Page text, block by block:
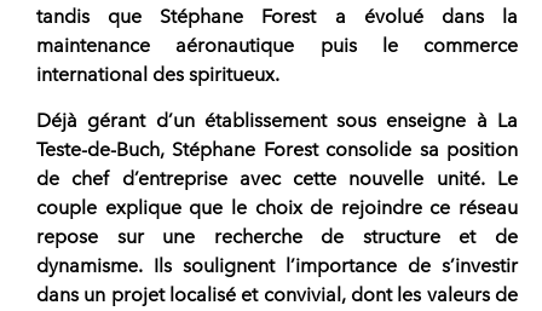
tandis que Stéphane Forest a évolué dans la
maintenance aéronautique puis le commerce
international des spiritueux.
Déjà gérant d’un établissement sous enseigne à La
Teste-de-Buch, Stéphane Forest consolide sa position
de chef d’entreprise avec cette nouvelle unité. Le
couple explique que le choix de rejoindre ce réseau
repose sur une recherche de structure et de
dynamisme. Ils soulignent l’importance de s’investir
dans un projet localisé et convivial, dont les valeurs de